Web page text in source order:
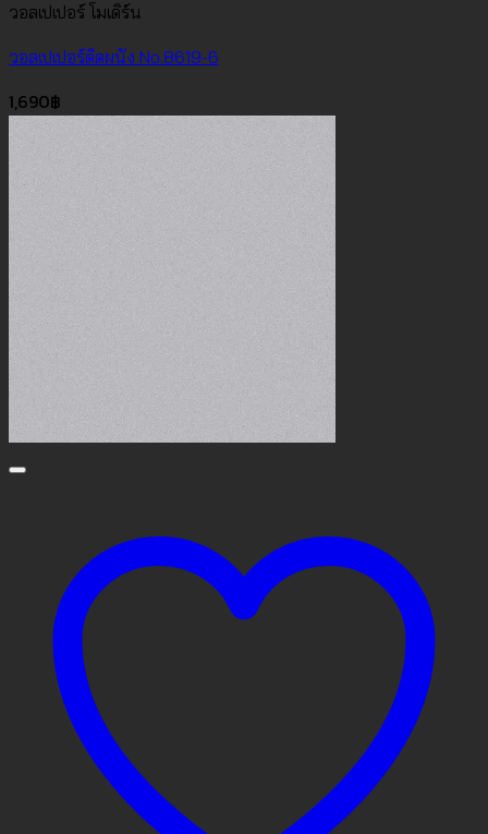
วอลเปเปอร์ โมเดิร์น
วอลเปเปอร์ติดผนัง No.8619-6
1,690฿